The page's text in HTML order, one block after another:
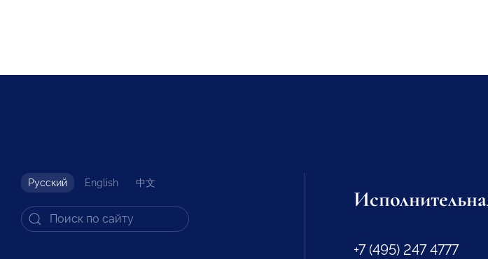
Русский English 中文
+7 (495) 247 4777